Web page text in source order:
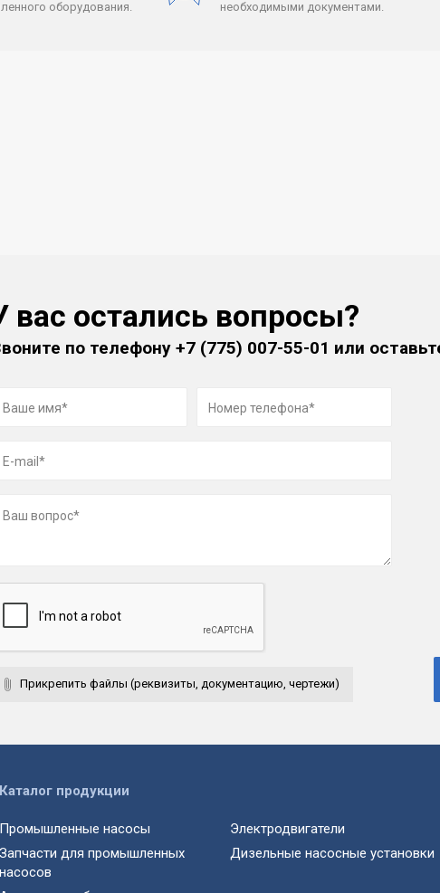
оборудования.
необходимыми документами.
вас остались вопросы?
по телефону+7 (775) 007-55-01 или
Прикрепить файлы (реквизиты, документацию, чертежи)
Каталог продукции
Промышленные насосы
Запчасти для промышленных
насосов
Электродвигатели
Дизельные насосные установки